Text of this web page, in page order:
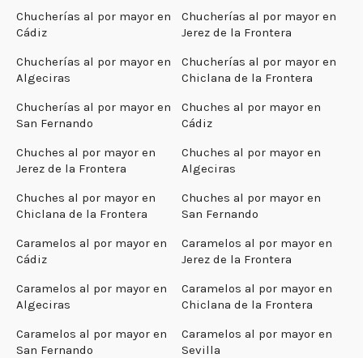
Chucherías al por mayor en
Cádiz
Chucherías al por mayor en
Jerez de la Frontera
Chucherías al por mayor en
Algeciras
Chucherías al por mayor en
Chiclana de la Frontera
Chucherías al por mayor en
San Fernando
Chuches al por mayor en
Cádiz
Chuches al por mayor en
Jerez de la Frontera
Chuches al por mayor en
Algeciras
Chuches al por mayor en
Chiclana de la Frontera
Chuches al por mayor en
San Fernando
Caramelos al por mayor en
Cádiz
Caramelos al por mayor en
Jerez de la Frontera
Caramelos al por mayor en
Algeciras
Caramelos al por mayor en
Chiclana de la Frontera
Caramelos al por mayor en
San Fernando
Caramelos al por mayor en
Sevilla